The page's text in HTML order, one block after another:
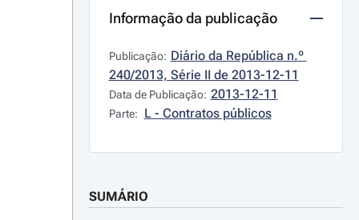
Informação da publicação
Publicação: Diário da República n.º
240/2013, Série II de 2013-12-11
Data de Publicação: 2013-12-11
Parte: L - Contratos públicos
SUMÁRIO